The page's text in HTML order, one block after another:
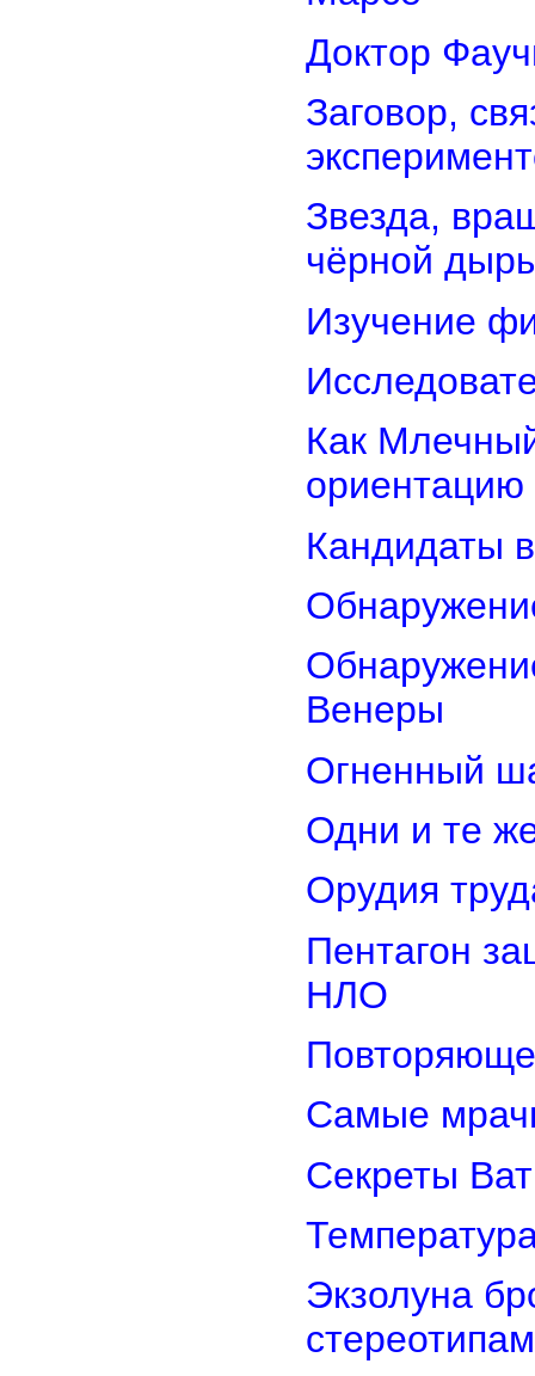
Доктор
Заговор,
Звезда,
чёрной
Изучение
Как
ориентацию
Кандидаты
Венеры
Огненный
Одни и те
Орудия
Пентагон
НЛО
Самые
Секреты
Экзолуна
стереотипам